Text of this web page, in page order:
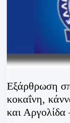
Εξάρθρωση
κοκαΐνη,
και Αργολίδα